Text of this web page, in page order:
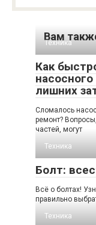
Вам
Техника
Как
лишних
Сломалось
ремонт?
частей, могут
Техника
Болт:
Всё о болтах!
правильно
Техника